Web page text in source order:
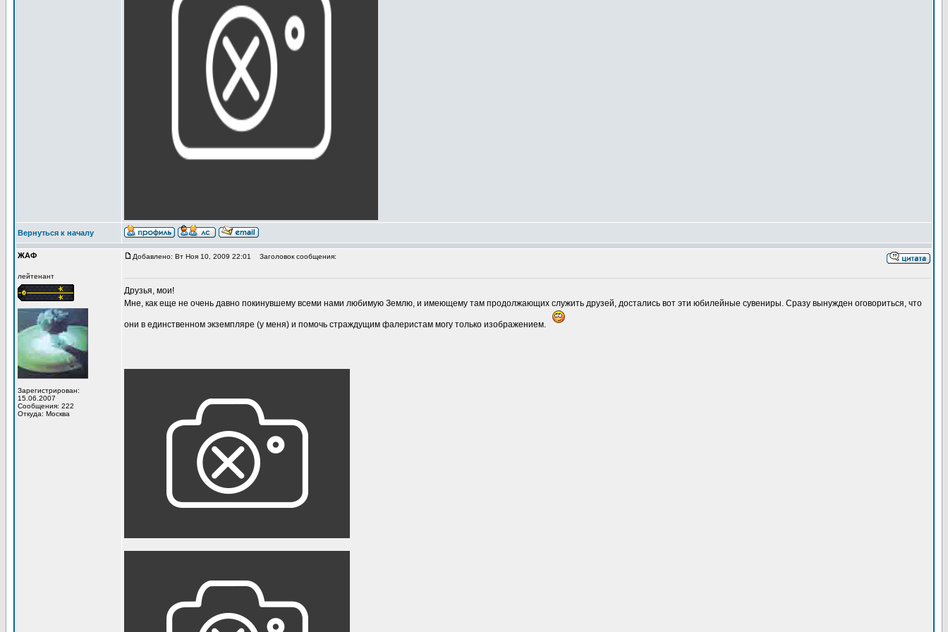
Вернуться к началу
ЖАФ
лейтенант
Зарегистрирован:
15.06.2007
Сообщения: 222
Откуда: Москва
Добавлено: Вт Ноя 10, 2009 22:01 Заголовок сообщения:
Друзья, мои!
Мне, как еще не очень давно покинувшему всеми нами любимую Землю, и имеющему там продолжающих служить друзей, достались вот эти юбилейные сувениры. Сразу вынужден оговориться, что
они в единственном экземпляре (у меня) и помочь страждущим фалеристам могу только изображением.